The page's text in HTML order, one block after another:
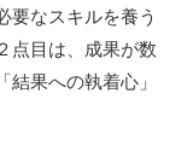
要なスキルを養う
点目は、成果が数
果への執着心」